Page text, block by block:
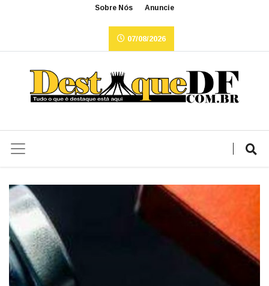
Sobre Nós Anuncie
07/08/2026